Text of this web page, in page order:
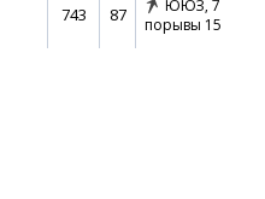
743 87 ЮЮЗ, 7
порывы 15